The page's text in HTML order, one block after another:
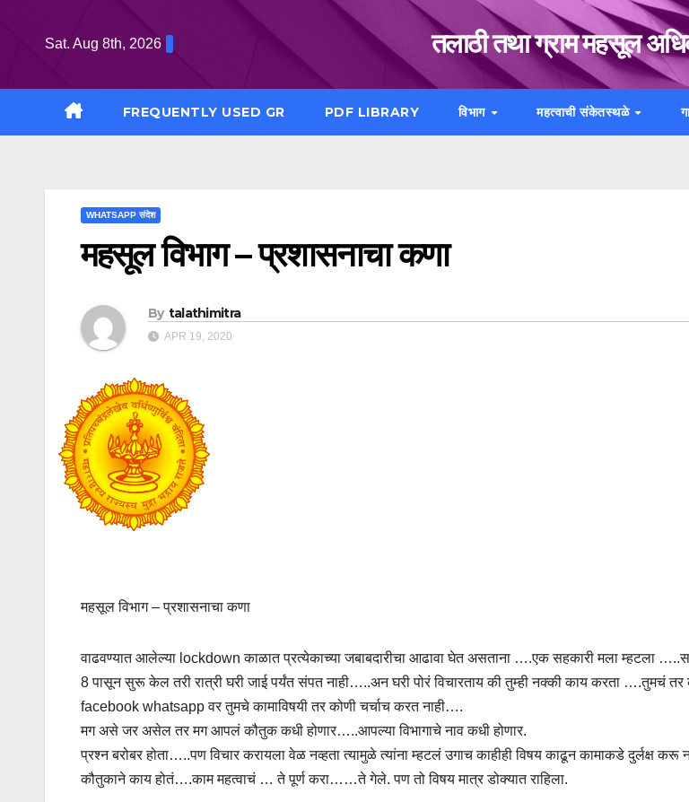
Sat. Aug 8th, 2026 तलाठी तथा ग्राम महसूल
FREQUENTLY USED GR PDF LIBRARY विभाग महत्वाची संकेतस्थळे
WHATSAPP संदेश
महसूल विभाग – प्रशासनाचा कणा
By talathimitra
APR 19, 2020
महसूल विभाग – प्रशासनाचा कणा
वाढवण्यात आलेल्या lockdown काळात प्रत्येकाच्या जबाबदारीचा आढावा घेत असताना ….एक सहकारी मला म्हटला
8 पासून सुरू केल तरी रात्री घरी जाई पर्यंत संपत नाही…..अन घरी पोरं विचारताय की तुम्ही नक्की काय करता ….तुमचं
facebook whatsapp वर तुमचे कामाविषयी तर कोणी चर्चाच करत नाही….
मग असे जर असेल तर मग आपलं कौतुक कधी होणार…..आपल्या विभागाचे नाव कधी होणार.
प्रश्न बरोबर होता…..पण विचार करायला वेळ नव्हता त्यामुळे त्यांना म्हटलं उगाच काहीही विषय काढून कामाकडे दुर्लक्ष
कौतुकाने काय होतं….काम महत्वाचं … ते पूर्ण करा……ते गेले. पण तो विषय मात्र डोक्यात राहिला.